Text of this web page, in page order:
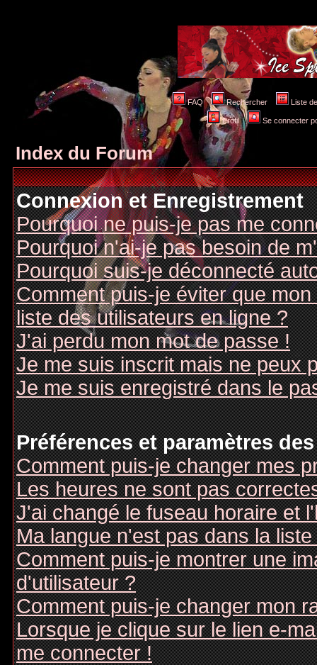
FAQ Rechercher Liste
Profil Se connecter
Index du Forum
Connexion et Enregistrement
Pourquoi ne puis-je pas me
Pourquoi n'ai-je pas besoin de
Pourquoi suis-je déconnecté
Comment puis-je éviter que
liste des utilisateurs en ligne ?
J'ai perdu mon mot de passe !
Je me suis inscrit mais ne peux
Je me suis enregistré dans le
Préférences et paramètres
Comment puis-je changer mes
Les heures ne sont pas
J'ai changé le fuseau horaire et
Ma langue n'est pas dans la liste
Comment puis-je montrer une
d'utilisateur ?
Comment puis-je changer mon
Lorsque je clique sur le lien e-
me connecter !